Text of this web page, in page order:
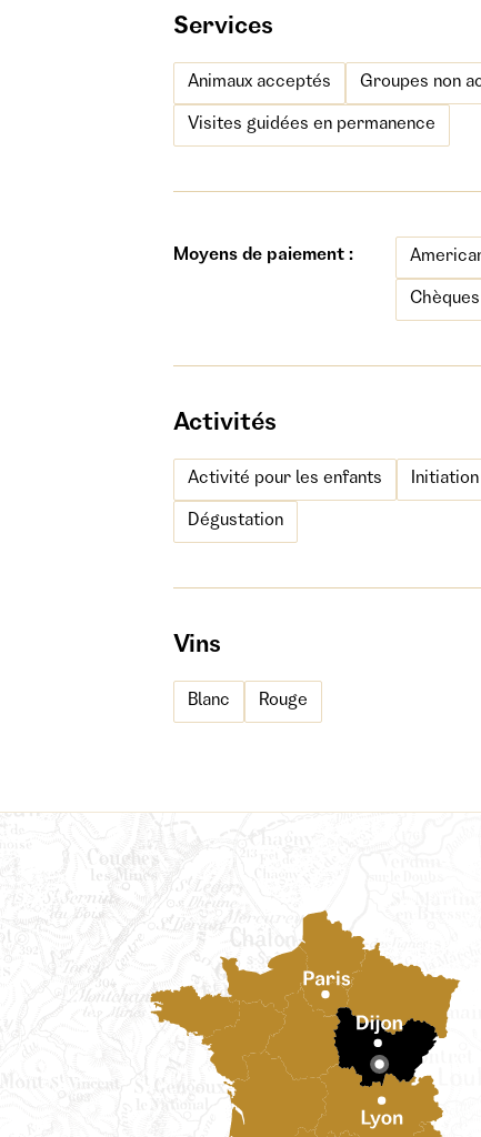
Services
Animaux acceptés Groupes non
Visites guidées en permanence
Moyens de paiement :
Activités
Activité pour les enfants
Dégustation
Vins
Blanc Rouge